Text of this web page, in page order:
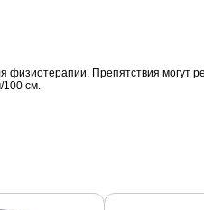
Препятствия могут
100 cм.